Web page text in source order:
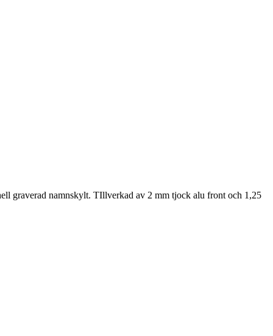
graverad namnskylt. TIllverkad av 2 mm tjock alu front och 1,25